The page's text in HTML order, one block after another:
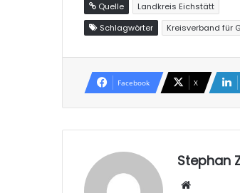
Quelle
Landkreis Eichstätt
Schlagwörter
Kreisverband für
Facebook X
Stephan